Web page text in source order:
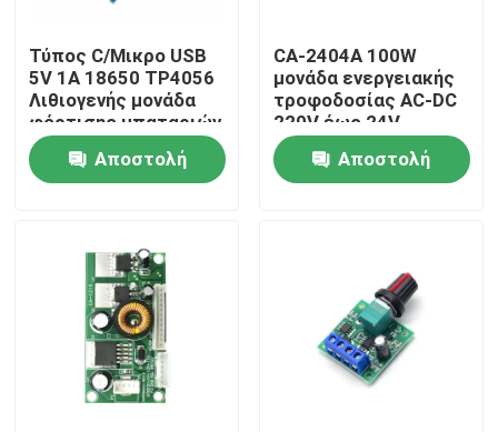
Σπίτι
Προϊόντα
Σχετικά με εμάς
Επισκεψή εργοστασίου
Έλεγχος Ποιότητας
Τύπος C/Μικρο USB
5V 1A 18650 TP4056
Λιθιογενής μονάδα
φόρτισης μπαταριών
με προστασία και
διπλές λειτουργίες
Αποστολή
CA-2404A 100W
μονάδα ενεργειακής
τροφοδοσίας AC-DC
220V έως 24V
Αποστολή